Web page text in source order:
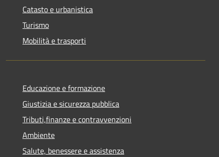
Catasto e urbanistica
Turismo
Mobilità e trasporti
Educazione e formazione
Giustizia e sicurezza pubblica
Tributi,finanze e contravvenzioni
Ambiente
Salute, benessere e assistenza